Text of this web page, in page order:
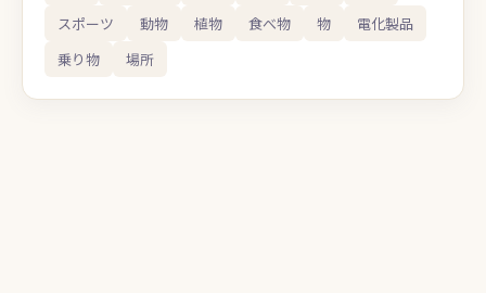
スポーツ
動物 植物 食べ物 物
電化製品
乗り物
場所